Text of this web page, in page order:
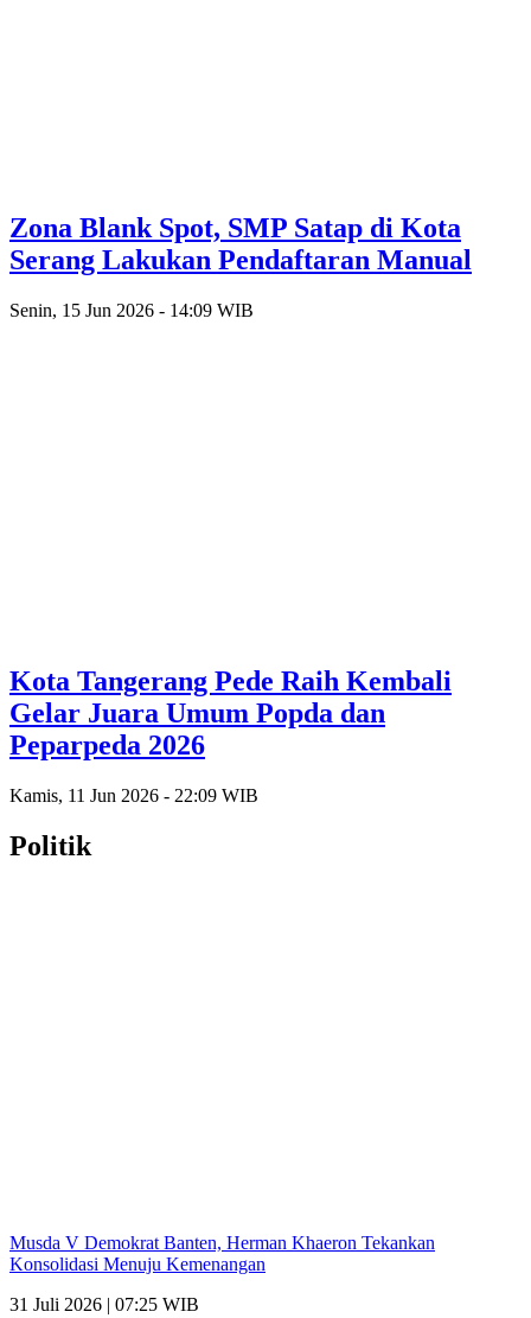
Zona Blank Spot, SMP Satap di Kota
Serang Lakukan Pendaftaran Manual
Senin, 15 Jun 2026 - 14:09 WIB
Kota Tangerang Pede Raih Kembali
Gelar Juara Umum Popda dan
Peparpeda 2026
Kamis, 11 Jun 2026 - 22:09 WIB
Politik
Musda V Demokrat Banten, Herman Khaeron Tekankan
Konsolidasi Menuju Kemenangan
31 Juli 2026 | 07:25 WIB